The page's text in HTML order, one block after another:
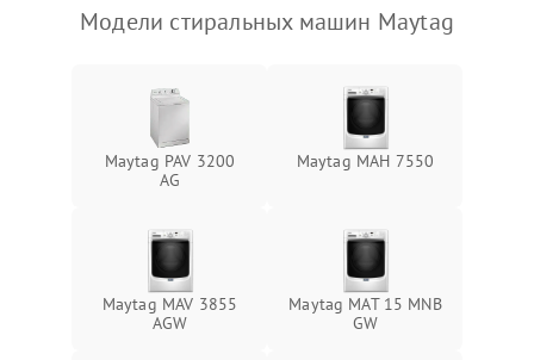
Модели стиральных машин Maytag
Maytag PAV 3200
AG
Maytag MAH 7550
Maytag MAV 3855
AGW
Maytag MAT 15 MNB
GW